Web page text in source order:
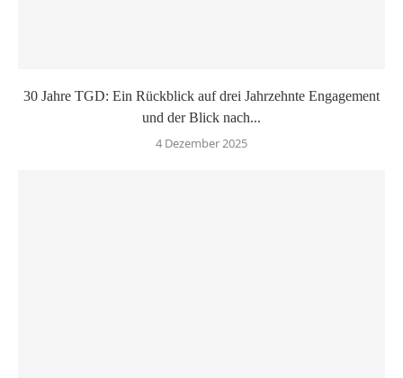
30 Jahre TGD: Ein Rückblick auf drei Jahrzehnte Engagement
und der Blick nach...
4 Dezember 2025